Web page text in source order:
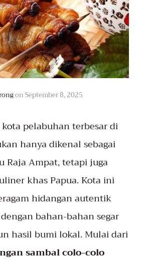
onSeptember 8, 2025
kota pelabuhan terbesar di
hanya dikenal sebagai
Raja Ampat, tetapi juga
khas Papua. Kota ini
hidangan autentik
bahan-bahan segar
hasil bumi lokal. Mulai dari
sambal colo-colo